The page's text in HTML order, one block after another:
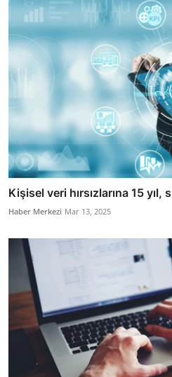
Kişisel veri hırsızlarına 15 yıl,
Haber Merkezi Mar 13, 2025